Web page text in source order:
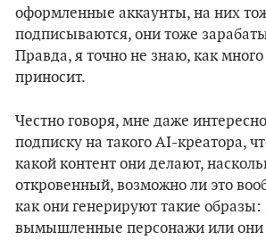
оформленные аккаунты, на них
подписываются, они тоже
Правда, я точно не знаю, как много
приносит.
Честно говоря, мне даже
подписку на такого AI-креатора,
какой контент они делают,
откровенный, возможно ли это
как они генерируют такие
вымышленные персонажи или они